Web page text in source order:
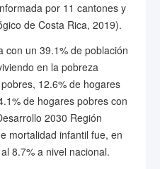
por 11 cantones y
de Costa Rica, 2019).
con un 39.1% de población
en la pobreza
12.6% de hogares
de hogares pobres con
2030 Región
mortalidad infantil fue, en
8.7% a nivel nacional.